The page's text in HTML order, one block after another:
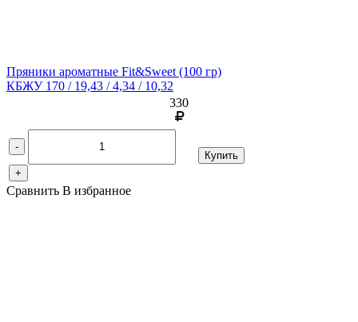
Пряники ароматные Fit&Sweet (100 гр)
КБЖУ 170 / 19,43 / 4,34 / 10,32
330
-
+
Купить
Сравнить В избранное